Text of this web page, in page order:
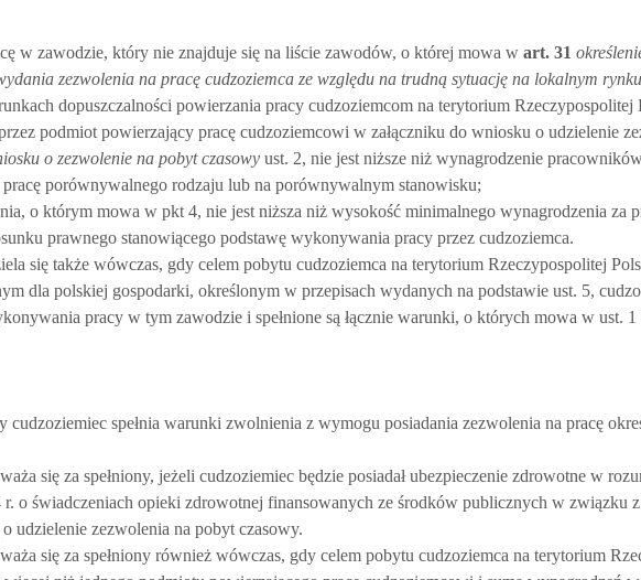
w zawodzie, który nie znajduje się na liście zawodów, o której mowa w art. 31
zezwolenia na pracę cudzoziemca ze względu na trudną sytuację na lokalnym
dopuszczalności powierzania pracy cudzoziemcom na terytorium Rzeczypospolitej
podmiot powierzający pracę cudzoziemcowi w załączniku do wniosku o udzielenie
o zezwolenie na pobyt czasowy ust. 2, nie jest niższe niż wynagrodzenie
porównywalnego rodzaju lub na porównywalnym stanowisku;
o którym mowa w pkt 4, nie jest niższa niż wysokość minimalnego wynagrodzenia za
prawnego stanowiącego podstawę wykonywania pracy przez cudzoziemca.
się także wówczas, gdy celem pobytu cudzoziemca na terytorium Rzeczypospolitej
dla polskiej gospodarki, określonym w przepisach wydanych na podstawie ust. 5,
pracy w tym zawodzie i spełnione są łącznie warunki, o których mowa w ust.
cudzoziemiec spełnia warunki zwolnienia z wymogu posiadania zezwolenia na pracę
się za spełniony, jeżeli cudzoziemiec będzie posiadał ubezpieczenie zdrowotne w
o świadczeniach opieki zdrowotnej finansowanych ze środków publicznych w związku
udzielenie zezwolenia na pobyt czasowy.
się za spełniony również wówczas, gdy celem pobytu cudzoziemca na terytorium